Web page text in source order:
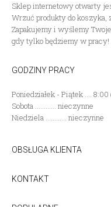
Sklep internetowy otwarty
Wrzuć produkty do koszyka,
Zapakujemy i wyślemy
gdy tylko będziemy w pracy!
GODZINY PRACY
Poniedziałek - Piątek .... 8:00
Sobota ............ nieczynne
Niedziela ............ nieczynne
OBSŁUGA KLIENTA
KONTAKT